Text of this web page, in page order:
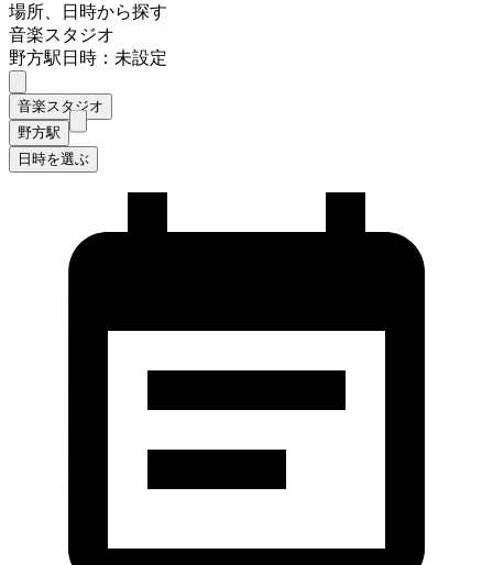
場所、日時から探す
音楽スタジオ
野方駅日時：未設定
音楽スタジオ
野方駅
日時を選ぶ